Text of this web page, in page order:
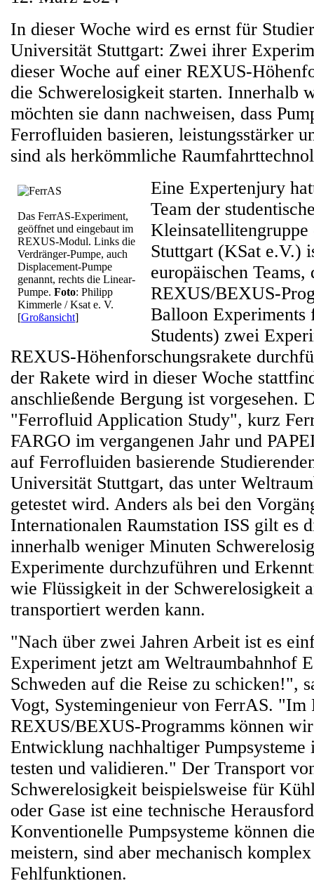
In dieser Woche wird es ernst für
Universität Stuttgart: Zwei ihrer
dieser Woche auf einer REXUS-
die Schwerelosigkeit starten. Innerhalb
möchten sie dann nachweisen, dass
Ferrofluiden basieren, leistungsstärker
sind als herkömmliche
Das FerrAS-Experiment,
geöffnet und eingebaut im
REXUS-Modul. Links die
Verdränger-Pumpe, auch
Displacement-Pumpe
genannt, rechts die Linear-
Pumpe. Foto: Philipp
Kimmerle / Ksat e. V.
[Großansicht]
Eine Expertenjury
Team der
Stuttgart (KSat e.V.)
europäischen Teams,
REXUS/BEXUS-
Balloon
Students) zwei
REXUS-Höhenforschungsrakete
der Rakete wird in dieser Woche
anschließende Bergung ist vorgesehen.
"Ferrofluid Application Study", kurz
FARGO im vergangenen Jahr und
auf Ferrofluiden basierende
Universität Stuttgart, das unter
getestet wird. Anders als bei den
Internationalen Raumstation ISS gilt es
innerhalb weniger Minuten
Experimente durchzuführen und
wie Flüssigkeit in der Schwerelosigkeit
transportiert werden kann.
"Nach über zwei Jahren Arbeit ist es
Experiment jetzt am Weltraumbahnhof
Schweden auf die Reise zu schicken!",
Vogt, Systemingenieur von FerrAS. "Im
REXUS/BEXUS-Programms können
Entwicklung nachhaltiger
testen und validieren." Der Transport
Schwerelosigkeit beispielsweise für
oder Gase ist eine technische
Konventionelle Pumpsysteme können
meistern, sind aber mechanisch
Fehlfunktionen.